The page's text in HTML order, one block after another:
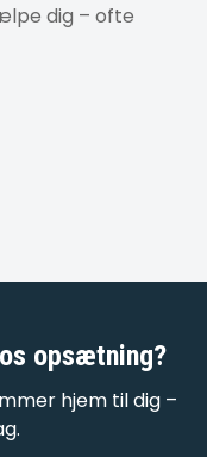
dig – ofte
opsætning?
hjem til dig –